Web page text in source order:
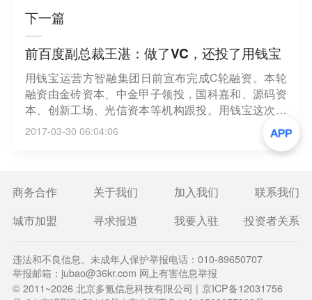
下一篇
前百度副总裁王湛：做了VC，还投了用钱宝
用钱宝运营方智融集团日前宣布完成C轮融资。本轮
融资由金砖资本、中金甲子领投，国科嘉和、源码资
本、创新工场、光信资本等机构跟投。用钱宝这次融
资背后，前百度副总裁王湛的去向也首次明确，转行
2017-03-30 06:04:06
商务合作 关于我们 加入我们
联系我们
城市加盟
寻求报道 我要入驻 投资者关系
违法和不良信息、未成年人保护举报电话：010-89650707
举报邮箱：jubao@36kr.com 网上有害信息举报
© 2011~2026北京多氪信息科技有限公司 | 京ICP备12031756